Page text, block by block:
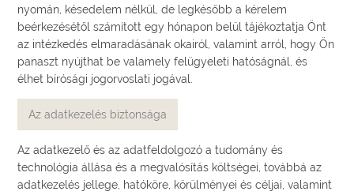
nyomán, késedelem nélkül, de legkésőbb a kérelem
beérkezésétől számított egy hónapon belül tájékoztatja Önt
az intézkedés elmaradásának okairól, valamint arról, hogy Ön
panaszt nyújthat be valamely felügyeleti hatóságnál, és
élhet bírósági jogorvoslati jogával.
Az adatkezelés biztonsága
Az adatkezelő és az adatfeldolgozó a tudomány és
technológia állása és a megvalósítás költségei, továbbá az
adatkezelés jellege, hatóköre, körülményei és céljai, valamint